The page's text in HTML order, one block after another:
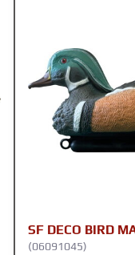
SF DECO BIRD
(06091045)